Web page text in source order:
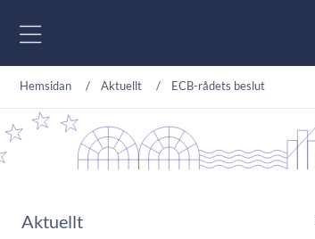
Hemsidan Aktuellt ECB-rådets beslut
Aktuellt